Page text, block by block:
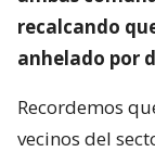
recalcando
anhelado por
Recordemos
vecinos del